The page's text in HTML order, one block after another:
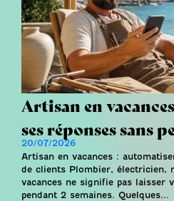
Artisan en
ses réponses sans
20/07/2026
Artisan en vacances :
de clients Plombier, électricien,
vacances ne signifie pas laisser
pendant 2 semaines. Quelques...